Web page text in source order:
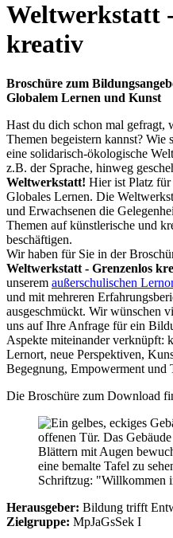
Weltwerkstatt
kreativ
Broschüre zum
Globalem Lernen und Kunst
Hast du dich schon mal gefragt,
Themen begeistern kannst? Wie
eine solidarisch-ökologische
z.B. der Sprache, hinweg
Weltwerkstatt! Hier ist Platz
Globales Lernen. Die
und Erwachsenen die
Themen auf künstlerische und
beschäftigen.
Wir haben für Sie in der
Weltwerkstatt - Grenzenlos
unserem außerschulischen
und mit mehreren
ausgeschmückt. Wir wünschen
uns auf Ihre Anfrage für ein
Aspekte miteinander verknüpft:
Lernort, neue Perspektiven,
Begegnung, Empowerment und
Die Broschüre zum Download
Herausgeber: Bildung trifft
Zielgruppe: MpJaGsSek I